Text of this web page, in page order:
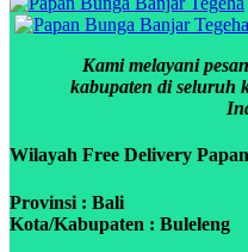
Kami melayani
kabupaten di seluruh
Wilayah Free Delivery
Provinsi : Bali
Kota/Kabupaten : Buleleng